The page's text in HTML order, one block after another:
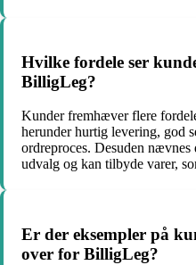
Hvilke fordele ser
BilligLeg?
Kunder fremhæver flere
herunder hurtig levering, god
ordreproces. Desuden nævnes
udvalg og kan tilbyde varer,
Er der eksempler på
over for BilligLeg?